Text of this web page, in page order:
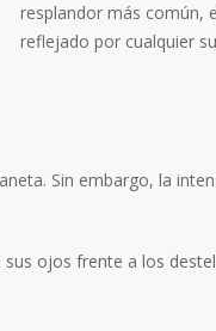
resplandor más común,
reflejado por cualquier
Sin embargo, la
ojos frente a los